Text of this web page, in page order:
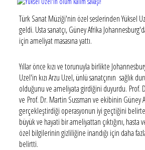
Türk Sanat Müziği'nin özel seslerinden Yüksel
geldi. Usta sanatçı, Güney Afrika
için ameliyat masasına yattı.
Yıllar önce kızı ve torunuyla birlikte
Uzel'in kızı Arzu Uzel, ünlü sanatçının sağlık
olduğunu ve ameliyata girdiğini duyurdu. Prof.
ve Prof. Dr. Martin Sussman ve ekibinin Güney
gerçekleştirdiği operasyonun iyi geçtiğini
büyük ve hayati bir ameliyattan çıktığını, hasta
özel bilgilerinin gizliliğine inandığı için daha
belirtti.